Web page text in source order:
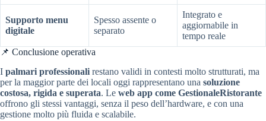
Supporto menu
digitale
Spesso assente o
separato
Integrato e
aggiornabile in
tempo reale
📌 Conclusione operativa
I palmari professionali restano validi in contesti molto strutturati, ma
per la maggior parte dei locali oggi rappresentano una soluzione
costosa, rigida e superata. Le web app come GestionaleRistorante
offrono gli stessi vantaggi, senza il peso dell’hardware, e con una
gestione molto più fluida e scalabile.